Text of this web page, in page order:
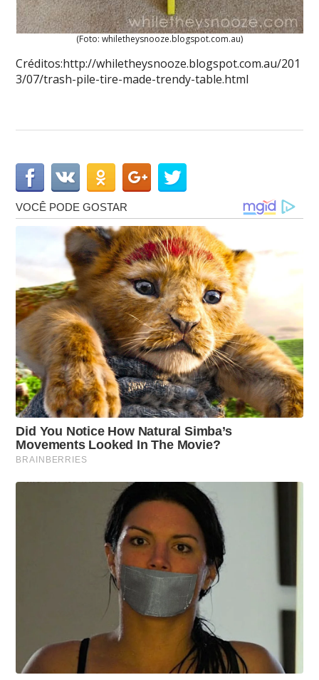
(Foto: whiletheysnooze.blogspot.com.au)
Créditos:http://whiletheysnooze.blogspot.com.au/201
3/07/trash-pile-tire-made-trendy-table.html